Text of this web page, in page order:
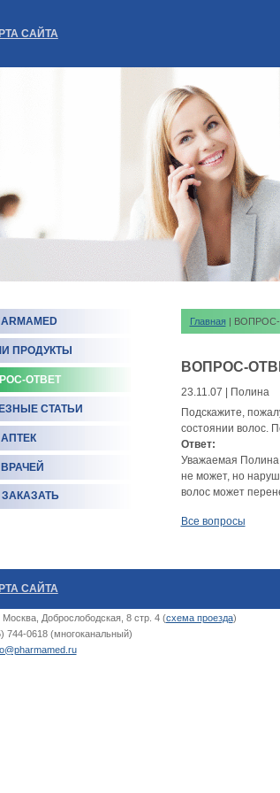
САЙТА
ПРОДУКТЫ
ОТВЕТ
СТАТЬИ
ЗАКАЗАТЬ
Главная |
ВОПРОС-
23.11.07 | Полина
Подскажите,
состоянии волос.
Ответ:
Уважаемая Полина
не может, но
волос может
Все вопросы
САЙТА
Москва, Доброслободская, 8 стр. 4 (схема проезда)
744-0618 (многоканальный)